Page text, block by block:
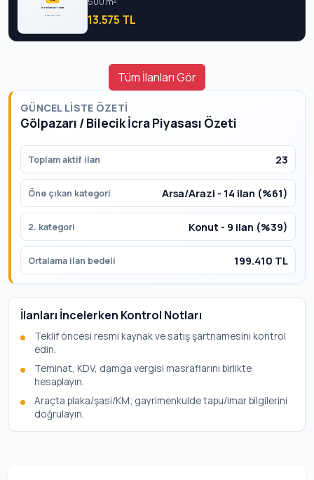
13.575 TL
Tüm İlanları Gör
GÜNCEL LISTE ÖZETI
Gölpazarı / Bilecik İcra Piyasası Özeti
Toplam aktif ilan 23
Öne çıkan kategori Arsa/Arazi - 14 ilan (%61)
2. kategori Konut - 9 ilan (%39)
Ortalama ilan bedeli 199.410 TL
İlanları İncelerken Kontrol Notları
Teklif öncesi resmi kaynak ve satış şartnamesini kontrol
edin.
Teminat, KDV, damga vergisi masraflarını birlikte
hesaplayın.
Araçta plaka/şasi/KM; gayrimenkulde tapu/imar bilgilerini
doğrulayın.